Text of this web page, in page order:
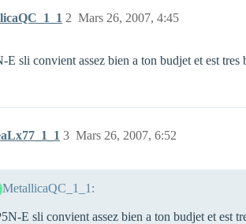
Mars 26, 2007, 4:45
2
E sli convient assez bien a ton budjet et est tres
Mars 26, 2007, 6:52
3
MetallicaQC_1_1:
E sli convient assez bien a ton budjet et est